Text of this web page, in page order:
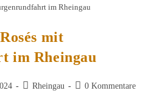
im Rheingau
mit
im Rheingau
Beitrags-
Rheingau
Beitrags-
0 Kommentare